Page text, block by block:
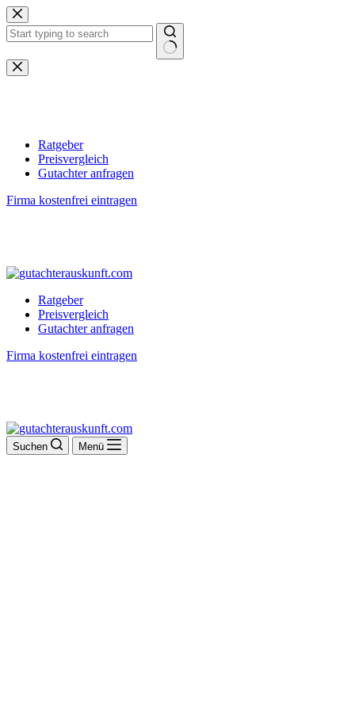
Zum
Inhalt
springen
Keine
Ergebnisse
Ratgeber
Preisvergleich
Gutachter anfragen
Firma kostenfrei eintragen
Ratgeber
Preisvergleich
Gutachter anfragen
Firma kostenfrei eintragen
Suchen Menü